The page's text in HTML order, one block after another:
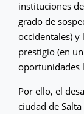
instituciones
grado de
occidentales)
prestigio (en
oportunidades
Por ello, el
ciudad de